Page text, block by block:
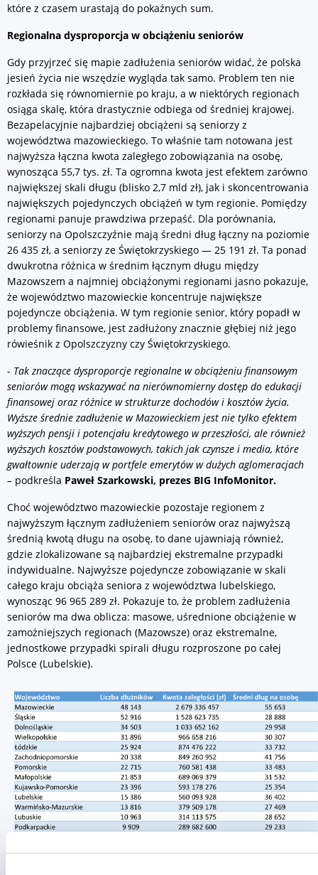
które z czasem urastają do pokaźnych sum.
Regionalna dysproporcja w obciążeniu seniorów
Gdy przyjrzeć się mapie zadłużenia seniorów widać, że polska
jesień życia nie wszędzie wygląda tak samo. Problem ten nie
rozkłada się równomiernie po kraju, a w niektórych regionach
osiąga skalę, która drastycznie odbiega od średniej krajowej.
Bezapelacyjnie najbardziej obciążeni są seniorzy z
województwa mazowieckiego. To właśnie tam notowana jest
najwyższa łączna kwota zaległego zobowiązania na osobę,
wynosząca 55,7 tys. zł. Ta ogromna kwota jest efektem zarówno
największej skali długu (blisko 2,7 mld zł), jak i skoncentrowania
największych pojedynczych obciążeń w tym regionie. Pomiędzy
regionami panuje prawdziwa przepaść. Dla porównania,
seniorzy na Opolszczyźnie mają średni dług łączny na poziomie
26 435 zł, a seniorzy ze Świętokrzyskiego — 25 191 zł. Ta ponad
dwukrotna różnica w średnim łącznym długu między
Mazowszem a najmniej obciążonymi regionami jasno pokazuje,
że województwo mazowieckie koncentruje największe
pojedyncze obciążenia. W tym regionie senior, który popadł w
problemy finansowe, jest zadłużony znacznie głębiej niż jego
rówieśnik z Opolszczyzny czy Świętokrzyskiego.
- Tak znaczące dysproporcje regionalne w obciążeniu finansowym
seniorów mogą wskazywać na nierównomierny dostęp do edukacji
finansowej oraz różnice w strukturze dochodów i kosztów życia.
Wyższe średnie zadłużenie w Mazowieckiem jest nie tylko efektem
wyższych pensji i potencjału kredytowego w przeszłości, ale również
wyższych kosztów podstawowych, takich jak czynsze i media, które
gwałtownie uderzają w portfele emerytów w dużych aglomeracjach
– podkreśla Paweł Szarkowski, prezes BIG InfoMonitor.
Choć województwo mazowieckie pozostaje regionem z
najwyższym łącznym zadłużeniem seniorów oraz najwyższą
średnią kwotą długu na osobę, to dane ujawniają również,
gdzie zlokalizowane są najbardziej ekstremalne przypadki
indywidualne. Najwyższe pojedyncze zobowiązanie w skali
całego kraju obciąża seniora z województwa lubelskiego,
wynosząc 96 965 289 zł. Pokazuje to, że problem zadłużenia
seniorów ma dwa oblicza: masowe, uśrednione obciążenie w
zamożniejszych regionach (Mazowsze) oraz ekstremalne,
jednostkowe przypadki spirali długu rozproszone po całej
Polsce (Lubelskie).